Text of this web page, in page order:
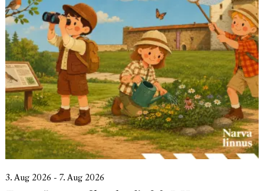
3. Aug 2026 - 7. Aug 2026